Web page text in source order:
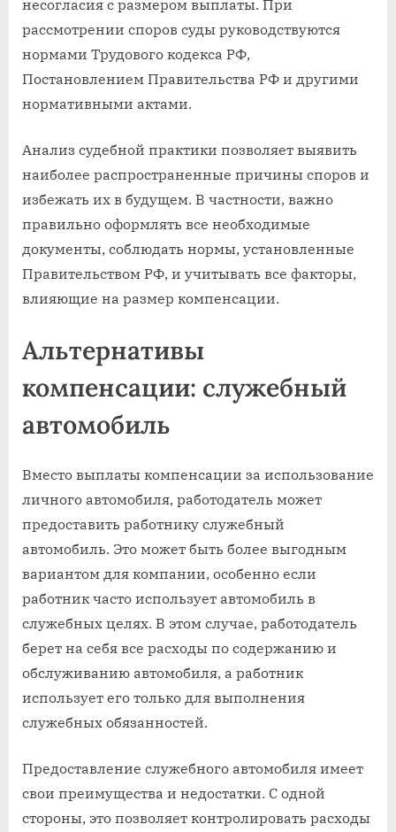
несогласия с размером выплаты. При
рассмотрении споров суды руководствуются
нормами Трудового кодекса РФ,
Постановлением Правительства РФ и другими
нормативными актами.
Анализ судебной практики позволяет выявить
наиболее распространенные причины споров и
избежать их в будущем. В частности, важно
правильно оформлять все необходимые
документы, соблюдать нормы, установленные
Правительством РФ, и учитывать все факторы,
влияющие на размер компенсации.
Альтернативы
компенсации: служебный
автомобиль
Вместо выплаты компенсации за использование
личного автомобиля, работодатель может
предоставить работнику служебный
автомобиль. Это может быть более выгодным
вариантом для компании, особенно если
работник часто использует автомобиль в
служебных целях. В этом случае, работодатель
берет на себя все расходы по содержанию и
обслуживанию автомобиля, а работник
использует его только для выполнения
служебных обязанностей.
Предоставление служебного автомобиля имеет
свои преимущества и недостатки. С одной
стороны, это позволяет контролировать расходы